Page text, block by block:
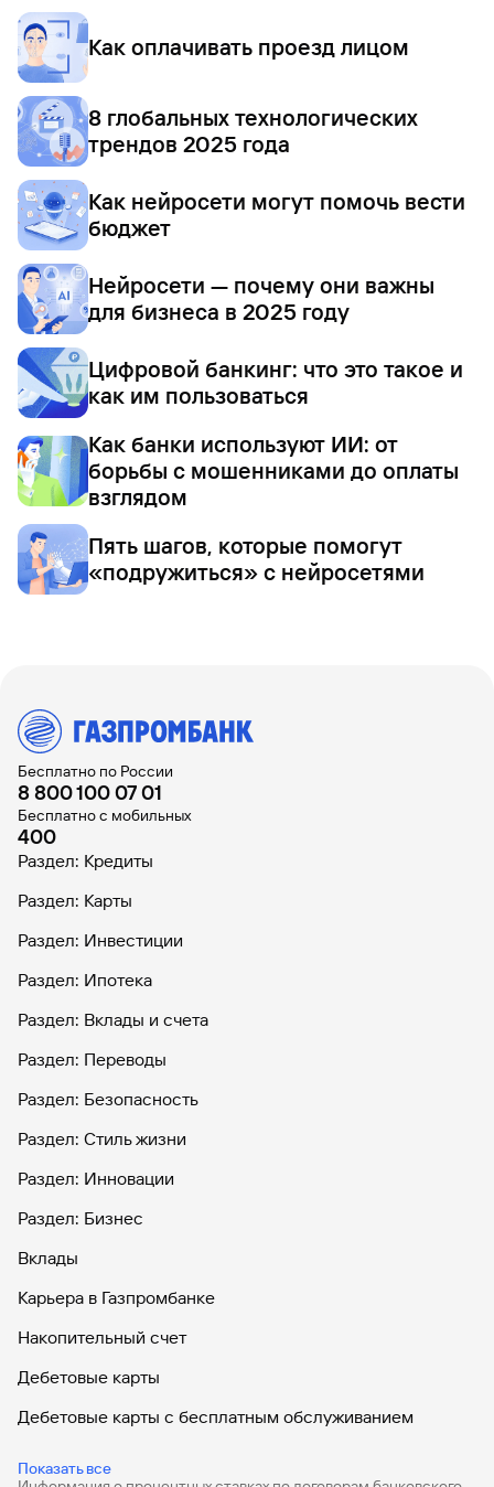
Как оплачивать проезд лицом
8 глобальных технологических
трендов 2025 года
Как нейросети могут помочь вести
бюджет
Нейросети — почему они важны
для бизнеса в 2025 году
Цифровой банкинг: что это такое и
как им пользоваться
Как банки используют ИИ: от
борьбы с мошенниками до оплаты
взглядом
Пять шагов, которые помогут
«подружиться» с нейросетями
Бесплатно по России
8 800 100 07 01
Бесплатно с мобильных
400
Раздел: Кредиты
Раздел: Карты
Раздел: Инвестиции
Раздел: Ипотека
Раздел: Вклады и счета
Раздел: Переводы
Раздел: Безопасность
Раздел: Стиль жизни
Раздел: Инновации
Раздел: Бизнес
Вклады
Карьера в Газпромбанке
Накопительный счет
Дебетовые карты
Дебетовые карты с бесплатным обслуживанием
Показать все